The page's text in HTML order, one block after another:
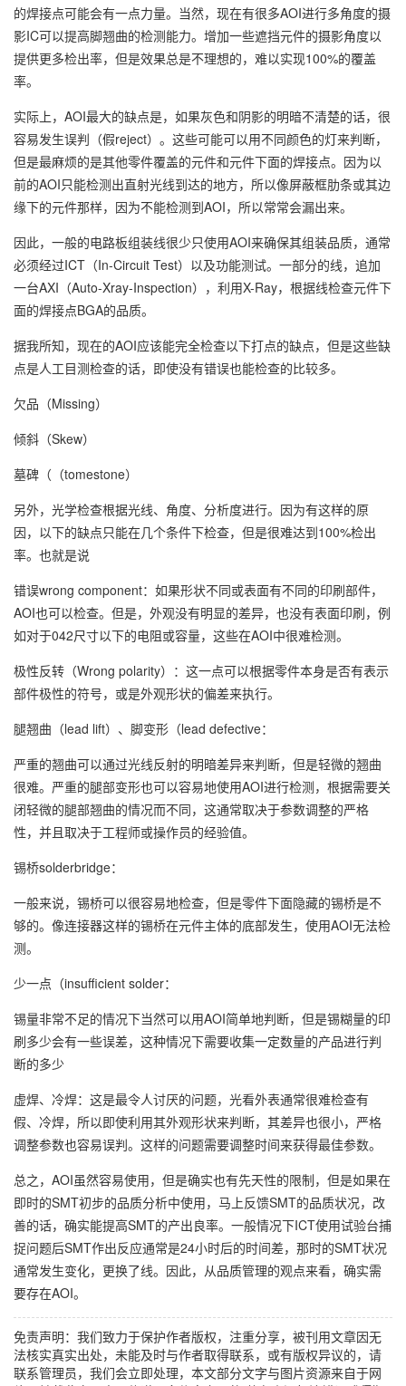
的焊接点可能会有一点力量。当然，现在有很多AOI进行多角度的摄
影IC可以提高脚翘曲的检测能力。增加一些遮挡元件的摄影角度以
提供更多检出率，但是效果总是不理想的，难以实现100%的覆盖
率。
实际上，AOI最大的缺点是，如果灰色和阴影的明暗不清楚的话，很
容易发生误判（假reject）。这些可能可以用不同颜色的灯来判断，
但是最麻烦的是其他零件覆盖的元件和元件下面的焊接点。因为以
前的AOI只能检测出直射光线到达的地方，所以像屏蔽框肋条或其边
缘下的元件那样，因为不能检测到AOI，所以常常会漏出来。
因此，一般的电路板组装线很少只使用AOI来确保其组装品质，通常
必须经过ICT（In-Circuit Test）以及功能测试。一部分的线，追加
一台AXI（Auto-Xray-Inspection），利用X-Ray，根据线检查元件下
面的焊接点BGA的品质。
据我所知，现在的AOI应该能完全检查以下打点的缺点，但是这些缺
点是人工目测检查的话，即使没有错误也能检查的比较多。
欠品（Missing）
倾斜（Skew）
墓碑（（tomestone）
另外，光学检查根据光线、角度、分析度进行。因为有这样的原
因，以下的缺点只能在几个条件下检查，但是很难达到100%检出
率。也就是说
错误wrong component：如果形状不同或表面有不同的印刷部件，
AOI也可以检查。但是，外观没有明显的差异，也没有表面印刷，例
如对于042尺寸以下的电阻或容量，这些在AOI中很难检测。
极性反转（Wrong polarity）：这一点可以根据零件本身是否有表示
部件极性的符号，或是外观形状的偏差来执行。
腿翘曲（lead lift）、脚变形（lead defective：
严重的翘曲可以通过光线反射的明暗差异来判断，但是轻微的翘曲
很难。严重的腿部变形也可以容易地使用AOI进行检测，根据需要关
闭轻微的腿部翘曲的情况而不同，这通常取决于参数调整的严格
性，并且取决于工程师或操作员的经验值。
锡桥solderbridge：
一般来说，锡桥可以很容易地检查，但是零件下面隐藏的锡桥是不
够的。像连接器这样的锡桥在元件主体的底部发生，使用AOI无法检
测。
少一点（insufficient solder：
锡量非常不足的情况下当然可以用AOI简单地判断，但是锡糊量的印
刷多少会有一些误差，这种情况下需要收集一定数量的产品进行判
断的多少
虚焊、冷焊：这是最令人讨厌的问题，光看外表通常很难检查有
假、冷焊，所以即使利用其外观形状来判断，其差异也很小，严格
调整参数也容易误判。这样的问题需要调整时间来获得最佳参数。
总之，AOI虽然容易使用，但是确实也有先天性的限制，但是如果在
即时的SMT初步的品质分析中使用，马上反馈SMT的品质状况，改
善的话，确实能提高SMT的产出良率。一般情况下ICT使用试验台捕
捉问题后SMT作出反应通常是24小时后的时间差，那时的SMT状况
通常发生变化，更换了线。因此，从品质管理的观点来看，确实需
要存在AOI。
免责声明：我们致力于保护作者版权，注重分享，被刊用文章因无
法核实真实出处，未能及时与作者取得联系，或有版权异议的，请
联系管理员，我们会立即处理，本文部分文字与图片资源来自于网